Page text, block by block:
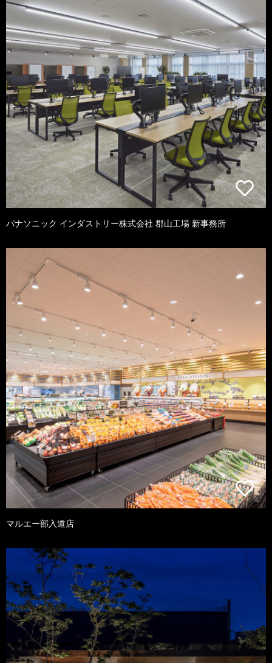
パナソニック インダストリー株式会社 郡山工場 新事務所
マルエー部入道店